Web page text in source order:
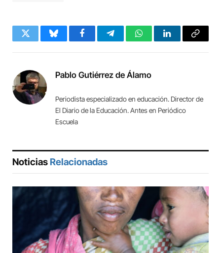
Twitter BlueskyFacebookTelegramWhatsAppLinkedInCopy
Pablo Gutiérrez de Álamo
Periodista especializado en educación. Director de
El Diario de la Educación. Antes en Periódico
Escuela
Noticias Relacionadas